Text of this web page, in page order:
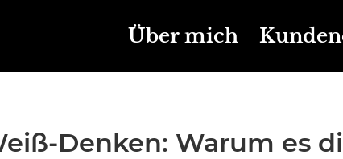
Über mich
Denken: Warum es